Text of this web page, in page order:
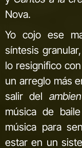
Nova.
Yo cojo ese
síntesis
lo resignifico
un arreglo más
salir del
música de
música para
estar en un